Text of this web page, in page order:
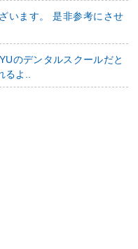
います。 是非参考にさせ
のデンタルスクールだと
よ..